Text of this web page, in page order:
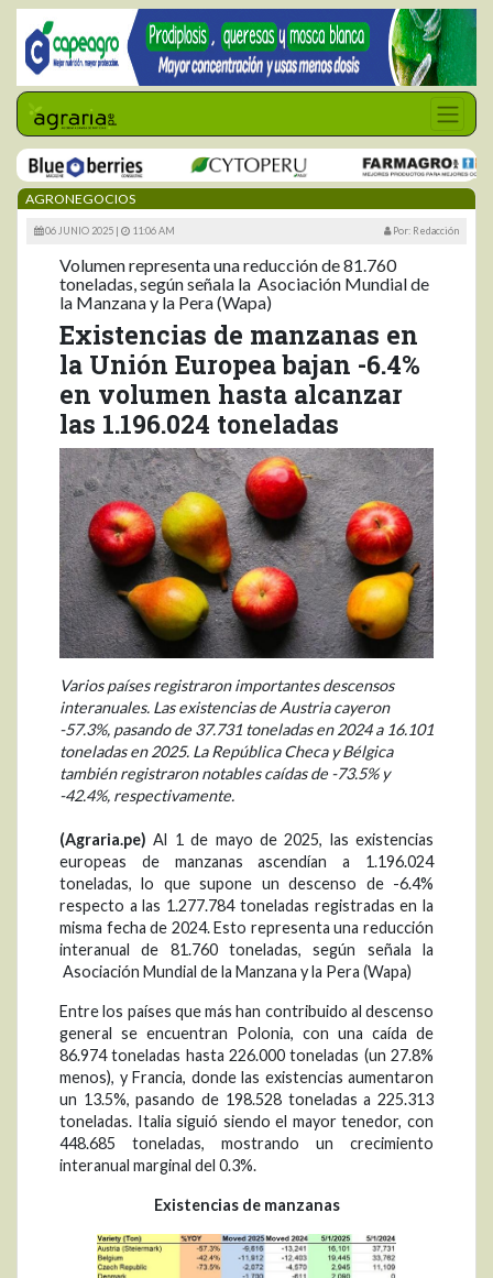
AGRONEGOCIOS
06 JUNIO 2025 | 11:06 AM Por: Redacción
Volumen representa una reducción de 81.760
toneladas, según señala la Asociación Mundial de
la Manzana y la Pera (Wapa)
Existencias de manzanas en
la Unión Europea bajan -6.4%
en volumen hasta alcanzar
las 1.196.024 toneladas
Varios países registraron importantes descensos
interanuales. Las existencias de Austria cayeron
-57.3%, pasando de 37.731 toneladas en 2024 a 16.101
toneladas en 2025. La República Checa y Bélgica
también registraron notables caídas de -73.5% y
-42.4%, respectivamente.
(Agraria.pe) Al 1 de mayo de 2025, las existencias
europeas de manzanas ascendían a 1.196.024
toneladas, lo que supone un descenso de -6.4%
respecto a las 1.277.784 toneladas registradas en la
misma fecha de 2024. Esto representa una reducción
interanual de 81.760 toneladas, según señala la
Asociación Mundial de la Manzana y la Pera (Wapa)
Entre los países que más han contribuido al descenso
general se encuentran Polonia, con una caída de
86.974 toneladas hasta 226.000 toneladas (un 27.8%
menos), y Francia, donde las existencias aumentaron
un 13.5%, pasando de 198.528 toneladas a 225.313
toneladas. Italia siguió siendo el mayor tenedor, con
448.685 toneladas, mostrando un crecimiento
interanual marginal del 0.3%.
Existencias de manzanas